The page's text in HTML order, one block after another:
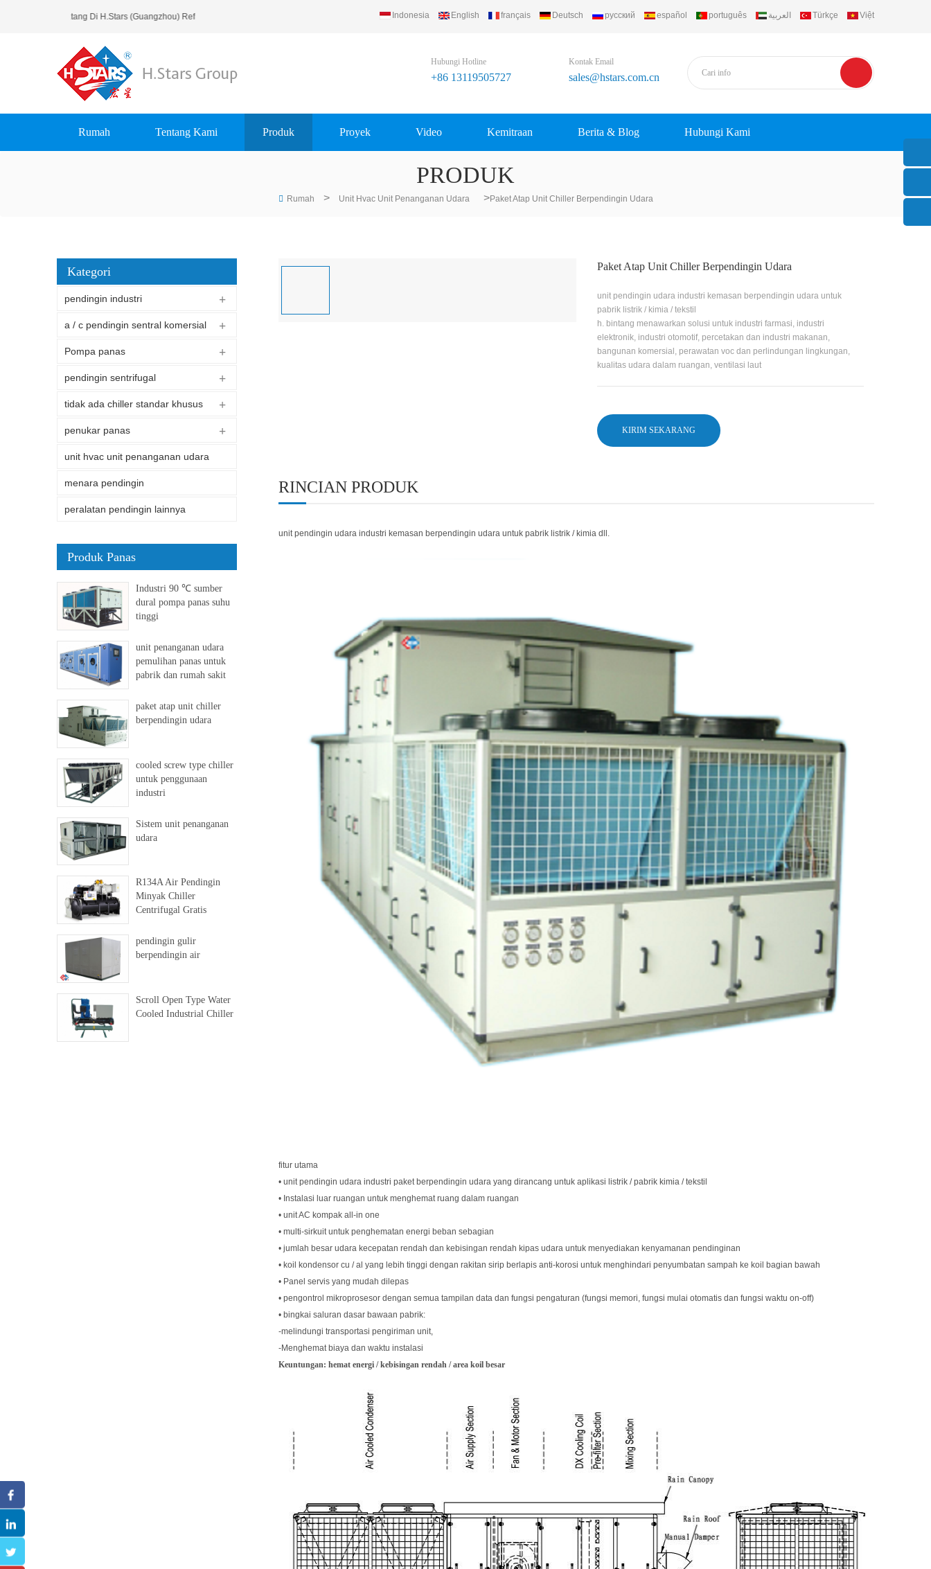
Selamat Datang Di H.Stars (Guangzhou) Refrigerating Equipment Group Ltd.. Indonesia English français Deutsch русский español português العربية Türkçe Việt
Hubungi Hotline
+86 13119505727
Kontak Email
sales@hstars.com.cn
Rumah Tentang Kami Produk Proyek Video Kemitraan Berita & Blog Hubungi Kami
PRODUK
Rumah > Unit Hvac Unit Penanganan Udara >Paket Atap Unit Chiller Berpendingin Udara
Paket Atap Unit Chiller Berpendingin Udara
unit pendingin udara industri kemasan berpendingin udara untuk
pabrik listrik / kimia / tekstil
h. bintang menawarkan solusi untuk industri farmasi, industri
elektronik, industri otomotif, percetakan dan industri makanan,
bangunan komersial, perawatan voc dan perlindungan lingkungan,
kualitas udara dalam ruangan, ventilasi laut
KIRIM SEKARANG
RINCIAN PRODUK
unit pendingin udara industri kemasan berpendingin udara untuk pabrik listrik / kimia dll.
fitur utama
• unit pendingin udara industri paket berpendingin udara yang dirancang untuk aplikasi listrik / pabrik kimia / tekstil
• Instalasi luar ruangan untuk menghemat ruang dalam ruangan
• unit AC kompak all-in one
• multi-sirkuit untuk penghematan energi beban sebagian
• jumlah besar udara kecepatan rendah dan kebisingan rendah kipas udara untuk menyediakan kenyamanan pendinginan
• koil kondensor cu / al yang lebih tinggi dengan rakitan sirip berlapis anti-korosi untuk menghindari penyumbatan sampah ke koil bagian bawah
• Panel servis yang mudah dilepas
• pengontrol mikroprosesor dengan semua tampilan data dan fungsi pengaturan (fungsi memori, fungsi mulai otomatis dan fungsi waktu on-off)
• bingkai saluran dasar bawaan pabrik:
-melindungi transportasi pengiriman unit,
-Menghemat biaya dan waktu instalasi
Keuntungan: hemat energi / kebisingan rendah / area koil besar
Kategori
pendingin industri
a / c pendingin sentral komersial
Pompa panas
pendingin sentrifugal
tidak ada chiller standar khusus
penukar panas
unit hvac unit penanganan udara
menara pendingin
peralatan pendingin lainnya
Produk Panas
Industri 90 ℃ sumber
dural pompa panas suhu
tinggi
unit penanganan udara
pemulihan panas untuk
pabrik dan rumah sakit
paket atap unit chiller
berpendingin udara
cooled screw type chiller
untuk penggunaan
industri
Sistem unit penanganan
udara
R134A Air Pendingin
Minyak Chiller
Centrifugal Gratis
pendingin gulir
berpendingin air
Scroll Open Type Water
Cooled Industrial Chiller